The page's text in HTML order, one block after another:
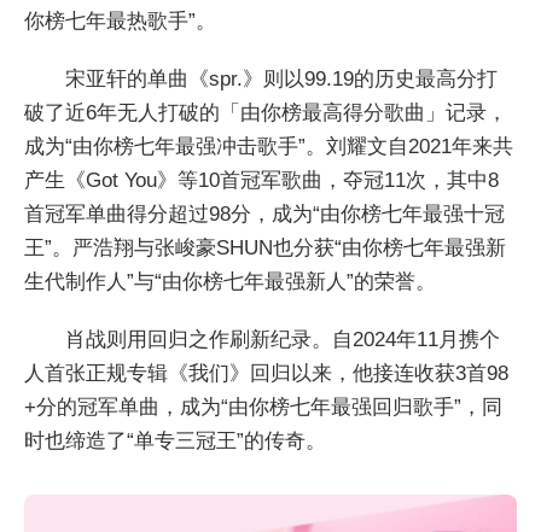
你榜七年最热歌手”。
宋亚轩的单曲《spr.》则以99.19的历史最高分打
破了近6年无人打破的「由你榜最高得分歌曲」记录，
成为“由你榜七年最强冲击歌手”。刘耀文自2021年来共
产生《Got You》等10首冠军歌曲，夺冠11次，其中8
首冠军单曲得分超过98分，成为“由你榜七年最强十冠
王”。严浩翔与张峻豪SHUN也分获“由你榜七年最强新
生代制作人”与“由你榜七年最强新人”的荣誉。
肖战则用回归之作刷新纪录。自2024年11月携个
人首张正规专辑《我们》回归以来，他接连收获3首98
+分的冠军单曲，成为“由你榜七年最强回归歌手”，同
时也缔造了“单专三冠王”的传奇。